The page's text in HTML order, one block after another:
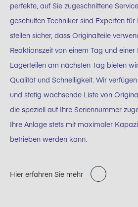
perfekte, auf Sie zugeschnittene
geschulten Techniker sind Experten
stellen sicher, dass Originalteile
Reaktionszeit von einem Tag und einer
Lagerteilen am nächsten Tag bieten
Qualität und Schnelligkeit. Wir
und stetig wachsende Liste von
die speziell auf Ihre Seriennummer
Ihre Anlage stets mit maximaler
betrieben werden kann.
Hier erfahren Sie mehr